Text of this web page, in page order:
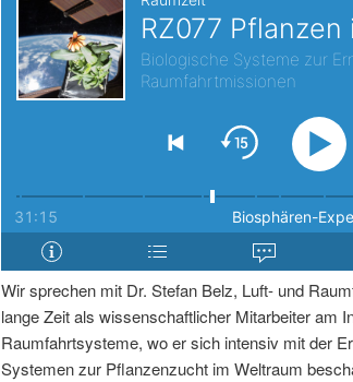
a
l
s
r
i
n
h
l
s
p
Wir sprechen mit Dr. Stefan Belz, Luft- und
lange Zeit als wissenschaftlicher Mitarbeiter am
Raumfahrtsysteme, wo er sich intensiv mit der
Systemen zur Pflanzenzucht im Weltraum